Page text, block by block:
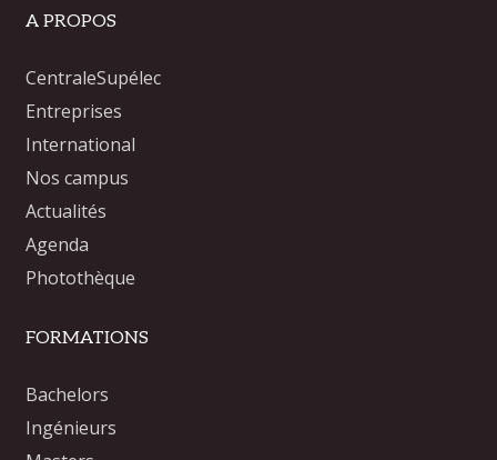
A PROPOS
CentraleSupélec
Entreprises
International
Nos campus
Actualités
Agenda
Photothèque
FORMATIONS
Bachelors
Ingénieurs